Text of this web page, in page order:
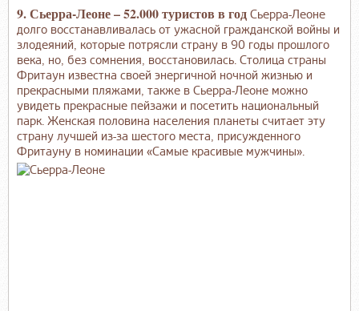
9. Сьерра-Леоне – 52.000 туристов в год Сьерра-Леоне
долго восстанавливалась от ужасной гражданской войны и
злодеяний, которые потрясли страну в 90 годы прошлого
века, но, без сомнения, восстановилась. Столица страны
Фритаун известна своей энергичной ночной жизнью и
прекрасными пляжами, также в Сьерра-Леоне можно
увидеть прекрасные пейзажи и посетить национальный
парк. Женская половина населения планеты считает эту
страну лучшей из-за шестого места, присужденного
Фритауну в номинации «Самые красивые мужчины».